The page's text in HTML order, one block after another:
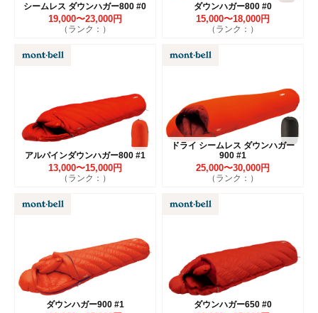
シームレス ダウンハガー800 #0
19,000〜23,000円
（ランク：）
ダウンハガー800 #0
15,000〜18,000円
（ランク：）
アルパインダウンハガー800 #1
13,000〜15,000円
（ランク：）
ドライ シームレス ダウンハガー
900 #1
25,000〜30,000円
（ランク：）
ダウンハガー900 #1 ダウンハガー650 #0